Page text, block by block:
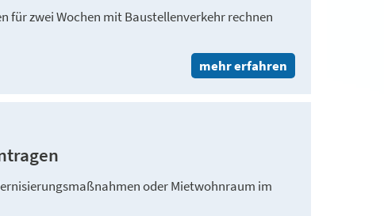
für zwei Wochen mit Baustellenverkehr rechnen
mehr erfahren
oder Mietwohnraum im